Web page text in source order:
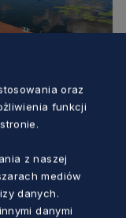
kajakiem
5 lat temu
oraz
funkcji
z naszej
mediów
danych.
danymi